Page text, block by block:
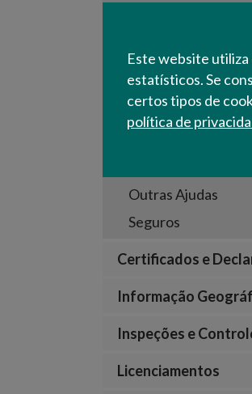
Este website utiliza
estatísticos. Se
certos tipos de
política de
Plantação de
Promoção Vinhos
Terceiros
Outras Ajudas
Seguros
Certificados e
Informação
Inspeções e
Licenciamentos